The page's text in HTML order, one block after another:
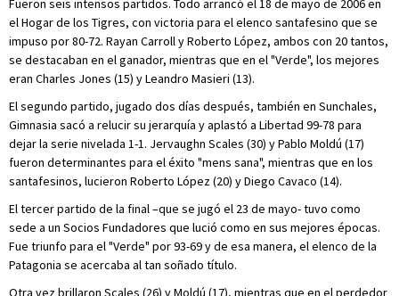
Fueron seis intensos partidos. Todo arrancó el 18 de mayo de 2006 en
el Hogar de los Tigres, con victoria para el elenco santafesino que se
impuso por 80-72. Rayan Carroll y Roberto López, ambos con 20 tantos,
se destacaban en el ganador, mientras que en el "Verde", los mejores
eran Charles Jones (15) y Leandro Masieri (13).
El segundo partido, jugado dos días después, también en Sunchales,
Gimnasia sacó a relucir su jerarquía y aplastó a Libertad 99-78 para
dejar la serie nivelada 1-1. Jervaughn Scales (30) y Pablo Moldú (17)
fueron determinantes para el éxito "mens sana", mientras que en los
santafesinos, lucieron Roberto López (20) y Diego Cavaco (14).
El tercer partido de la final –que se jugó el 23 de mayo- tuvo como
sede a un Socios Fundadores que lució como en sus mejores épocas.
Fue triunfo para el "Verde" por 93-69 y de esa manera, el elenco de la
Patagonia se acercaba al tan soñado título.